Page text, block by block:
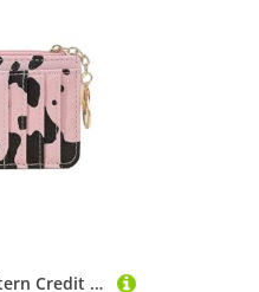
ERHTGUO Cow Pattern Credit Card Bag with Multiple Slots Ultra-Thin Coin Change PU Zipper Key Chain(Pink)